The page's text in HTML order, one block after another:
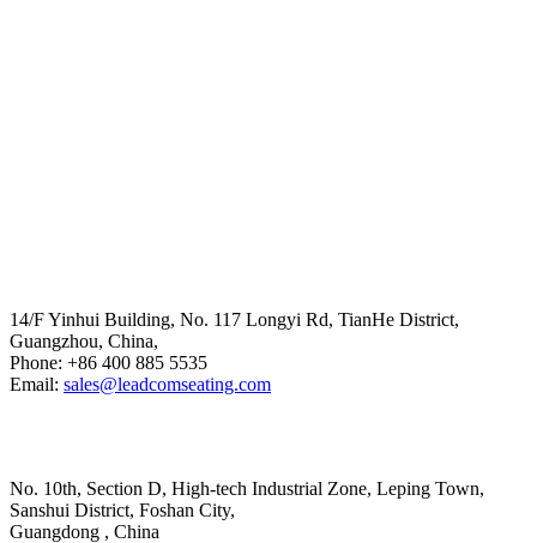
14/F Yinhui Building, No. 117 Longyi Rd, TianHe District,
Guangzhou, China,
Phone: +86 400 885 5535
Email: sales@leadcomseating.com
No. 10th, Section D, High-tech Industrial Zone, Leping Town,
Sanshui District, Foshan City,
​​​​​​​Guangdong , China